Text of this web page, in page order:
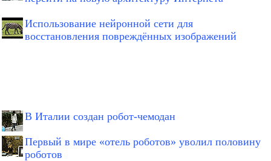
Использование нейронной сети для
восстановления повреждённых изображений
В Италии создан робот-чемодан
Первый в мире «отель роботов» уволил половину
роботов